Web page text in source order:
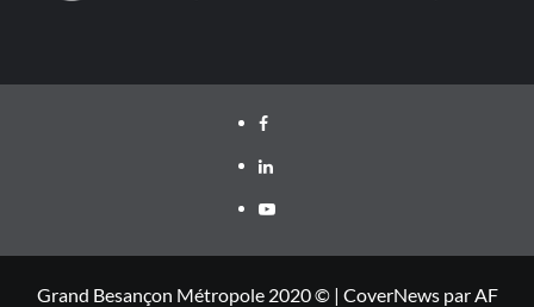
Facebook
LinkedIn
Youtube
Grand Besançon Métropole 2020 © | CoverNewspar AF